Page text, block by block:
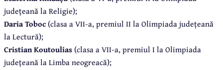
județeană la Religie);
Daria Toboc (clasa a VII-a, premiul II la Olimpiada județeană
la Lectură);
Cristian Koutoulias (clasa a VII-a, premiul I la Olimpiada
județeană la Limba neogreacă);